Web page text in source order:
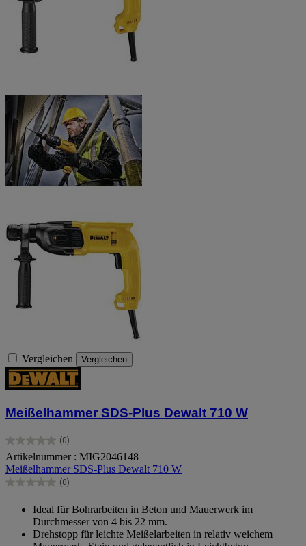
Vergleichen Vergleichen
Meißelhammer SDS-Plus Dewalt 710 W
(0)
0.0
von
5
Sternen.
Artikelnummer : MIG2046148
Meißelhammer SDS-Plus Dewalt 710 W
(0)
0.0
Sternen.
Ideal für Bohrarbeiten in Beton und Mauerwerk im
Durchmesser von 4 bis 22 mm.
Drehstopp für leichte Meißelarbeiten in relativ weichem